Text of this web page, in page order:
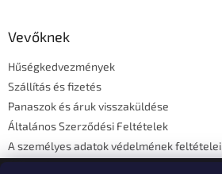
Vevőknek
Hűségkedvezmények
Szállítás és fizetés
Panaszok és áruk visszaküldése
Általános Szerződési Feltételek
A személyes adatok védelmének feltételei
Elérhetőségi adatok